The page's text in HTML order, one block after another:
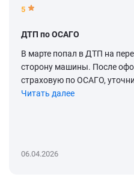
5
ДТП по ОСАГО
В марте попал в ДТП на
сторону машины. После
страховую по ОСАГО,
Читать далее
06.04.2026